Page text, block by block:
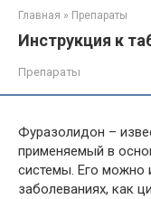
Главная » Препараты
Инструкция к
Препараты
Фуразолидон –
применяемый в
системы. Его можно
заболеваниях, как